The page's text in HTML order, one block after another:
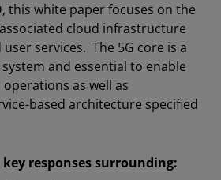
this white paper focuses on the
cloud infrastructure
services. The 5G core is a
and essential to enable
operations as well as
based architecture specified
responses surrounding: